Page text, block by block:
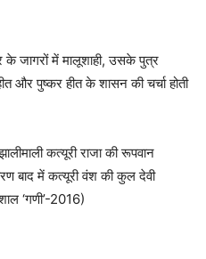
के जागरों में मालूशाही, उसके पुत्र
पुष्कर हीत के शासन की चर्चा होती
कत्यूरी राजा की रूपवान
बाद में कत्यूरी वंश की कुल देवी
‘गणी’-2016)